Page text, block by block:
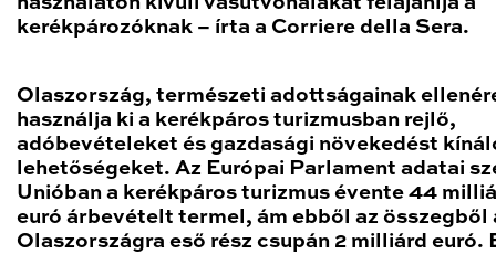
kerékpározóknak – írta a Corriere della Sera.
Olaszország, természeti adottságainak
használja ki a kerékpáros turizmusban rejlő,
adóbevételeket és gazdasági növekedést
lehetőségeket. Az Európai Parlament adatai
Unióban a kerékpáros turizmus évente 44
euró árbevételt termel, ám ebből az összegből
Olaszországra eső rész csupán 2 milliárd euró.